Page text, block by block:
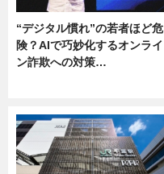
“デジタル慣れ”の若者ほど危
険？AIで巧妙化するオンライ
ン詐欺への対策…